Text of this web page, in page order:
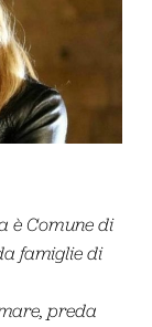
è Comune di
famiglie di
preda